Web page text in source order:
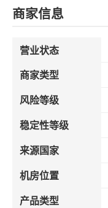
商家信息
营业状态
商家类型
风险等级
稳定性等级
来源国家
机房位置
产品类型